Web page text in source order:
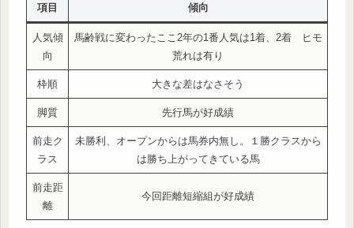
項目 傾向
人気傾
向
馬齢戦に変わったここ2年の1番人気は1着、2着 ヒモ
荒れは有り
枠順 大きな差はなさそう
脚質 先行馬が好成績
前走ク
ラス
未勝利、オープンからは馬券内無し。１勝クラスから
は勝ち上がってきている馬
前走距
離
今回距離短縮組が好成績